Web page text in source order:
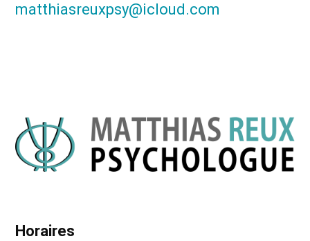
matthiasreuxpsy@icloud.com
Horaires